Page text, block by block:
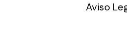
Aviso